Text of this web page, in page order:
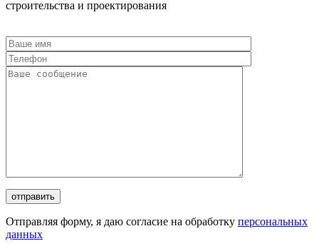
строительства и проектирования
Отправляя форму, я даю согласие на обработку персональных
данных